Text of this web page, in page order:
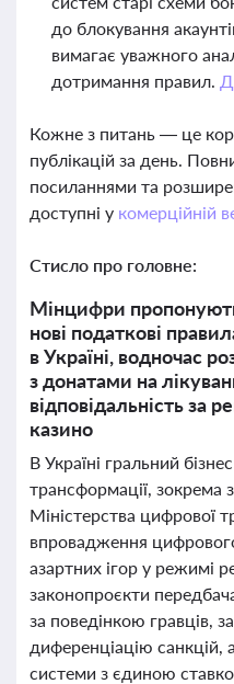
до блокування
вимагає уважного
дотримання правил.
Кожне з питань — це
публікацій за день.
посиланнями та
доступні у комерційній
Стисло про головне:
Мінцифри
нові податкові
в Україні, водночас
з донатами на
відповідальність за
казино
В Україні гральний
трансформації, зокрема
Міністерства цифрової
впровадження
азартних ігор у режимі
законопроєкти
за поведінкою гравців,
диференціацію санкцій,
системи з єдиною